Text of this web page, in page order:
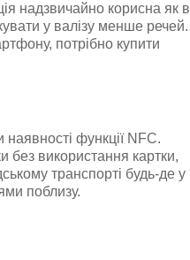
надзвичайно корисна як в
у валізу менше речей.
потрібно купити
функції NFC.
без використання картки,
транспорті будь-де у
поблизу.